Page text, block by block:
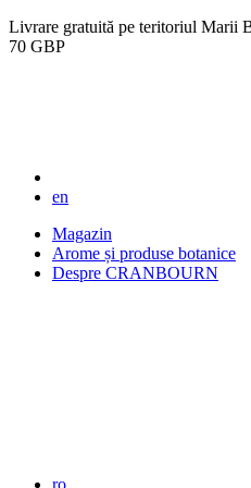
Livrare gratuită pe teritoriul Marii
70 GBP
en
Magazin
Arome și produse botanice
Despre CRANBOURN
ro